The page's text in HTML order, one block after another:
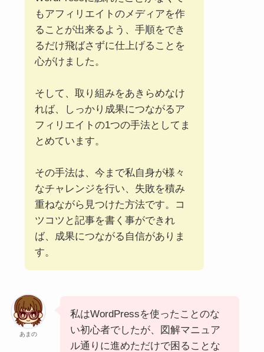
もアフィリエイトのメディアを作
ることが出来るよう、手順をでき
るだけ飛ばさずに仕上げることを
心がけました。
そして、取り組みをあきらめなけ
れば、しっかり成果につながるア
フィリエイトの1つの手法としてま
とめています。
その手法は、今まで私自身が様々
なチャレンジを行い、失敗を積み
重ねながら見つけた方法です。コ
ツコツと記事を書く事ができれ
ば、成果につながる自信がありま
す。
あまの
私はWordPressを使ったことのな
い初心者でしたが、図解マニュア
ル通りに進めただけで困ることな